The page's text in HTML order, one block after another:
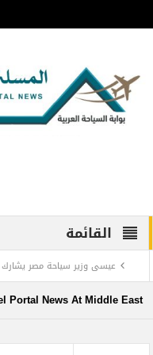
القائمة
عيسى وزير سياحة مصر يشارك
الدولي للسفر والسياحة
Portal News At Middle East